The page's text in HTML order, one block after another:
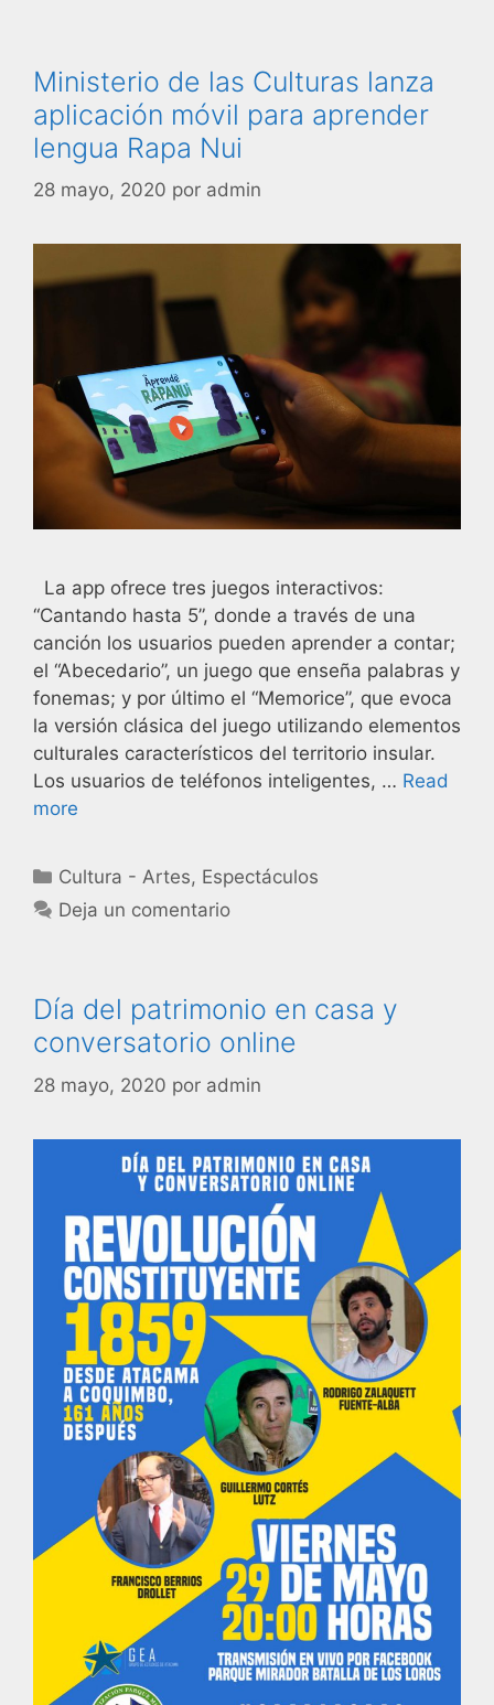
Ministerio de las Culturas lanza
aplicación móvil para aprender
lengua Rapa Nui
28 mayo, 2020 por admin
La app ofrece tres juegos interactivos:
“Cantando hasta 5”, donde a través de una
canción los usuarios pueden aprender a contar;
el “Abecedario”, un juego que enseña palabras y
fonemas; y por último el “Memorice”, que evoca
la versión clásica del juego utilizando elementos
culturales característicos del territorio insular.
Los usuarios de teléfonos inteligentes, … Read
more
Cultura - Artes, Espectáculos
Deja un comentario
Día del patrimonio en casa y
conversatorio online
28 mayo, 2020 por admin